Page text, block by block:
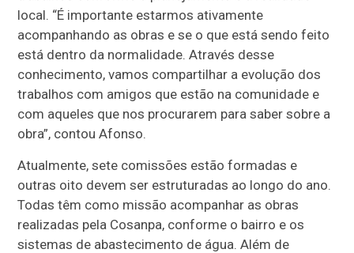
local. “É importante estarmos ativamente
acompanhando as obras e se o que está sendo feito
está dentro da normalidade. Através desse
conhecimento, vamos compartilhar a evolução dos
trabalhos com amigos que estão na comunidade e
com aqueles que nos procurarem para saber sobre a
obra”, contou Afonso.
Atualmente, sete comissões estão formadas e
outras oito devem ser estruturadas ao longo do ano.
Todas têm como missão acompanhar as obras
realizadas pela Cosanpa, conforme o bairro e os
sistemas de abastecimento de água. Além de